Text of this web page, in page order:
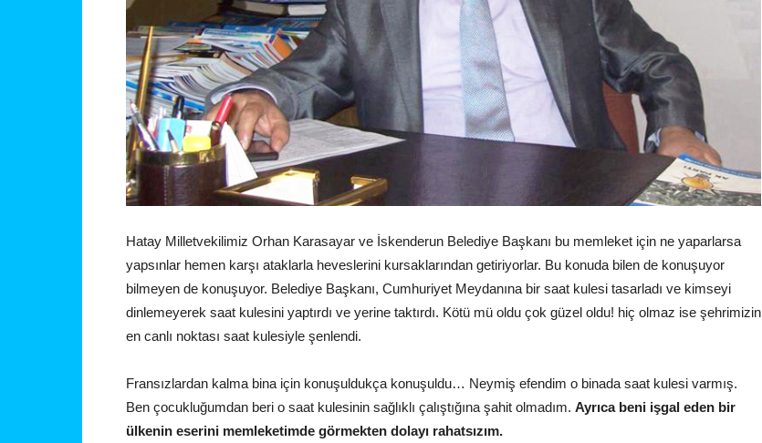
Hatay Milletvekilimiz Orhan Karasayar ve İskenderun Belediye Başkanı bu memleket için ne yaparlarsa
yapsınlar hemen karşı ataklarla heveslerini kursaklarından getiriyorlar. Bu konuda bilen de konuşuyor
bilmeyen de konuşuyor. Belediye Başkanı, Cumhuriyet Meydanına bir saat kulesi tasarladı ve kimseyi
dinlemeyerek saat kulesini yaptırdı ve yerine taktırdı. Kötü mü oldu çok güzel oldu! hiç olmaz ise şehrimizin
en canlı noktası saat kulesiyle şenlendi.
Fransızlardan kalma bina için konuşuldukça konuşuldu… Neymiş efendim o binada saat kulesi varmış.
Ben çocukluğumdan beri o saat kulesinin sağlıklı çalıştığına şahit olmadım. Ayrıca beni işgal eden bir
ülkenin eserini memleketimde görmekten dolayı rahatsızım.